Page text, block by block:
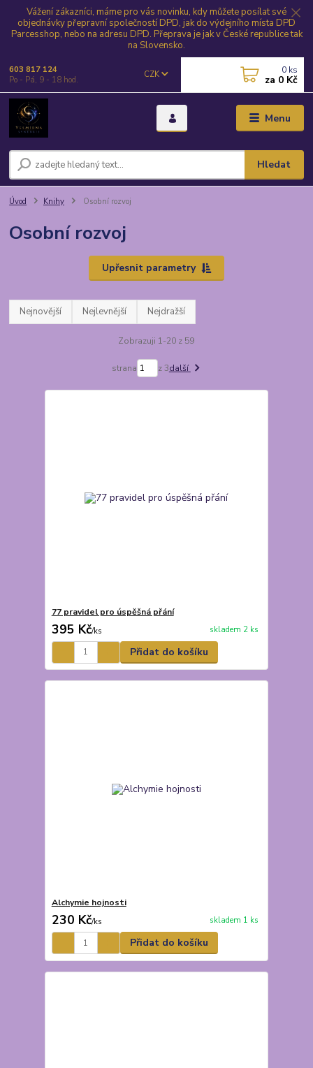
Vážení zákazníci, máme pro vás novinku, kdy můžete posílat své
objednávky přepravní společností DPD, jak do výdejního místa DPD
Parcesshop, nebo na adresu DPD. Přeprava je jak v České republice tak
na Slovensko.
Menu
CZK
Hledat
603 817 124
Po - Pá, 9 - 18 hod.
0 ks
za 0 Kč
Úvod Knihy Osobní rozvoj
Osobní rozvoj
Upřesnit parametry
Nejnovější Nejlevnější Nejdražší
Zobrazuji 1-20 z 59
strana z 3další
77 pravidel pro úspěšná přání
395 Kč/ks skladem 2 ks
Přidat do košíku
Alchymie hojnosti
230 Kč/ks skladem 1 ks
Přidat do košíku